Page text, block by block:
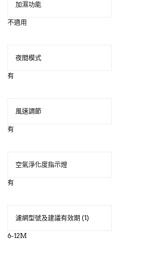
加濕功能
不適用
夜間模式
有
風速調節
有
空氣淨化度指示燈
有
濾網型號及建議有效期 (1)
6-12M